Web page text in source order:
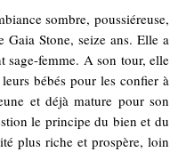
sombre, poussiéreuse,
Gaia Stone, seize ans. Elle a
sage-femme. A son tour, elle
bébés pour les confier à
et déjà mature pour son
le principe du bien et du
plus riche et prospère, loin